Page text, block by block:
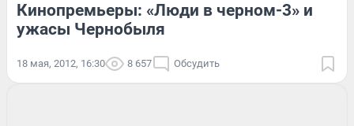
Кинопремьеры: «Люди в черном-3» и
ужасы Чернобыля
18 мая, 2012, 16:30 8 657 Обсудить